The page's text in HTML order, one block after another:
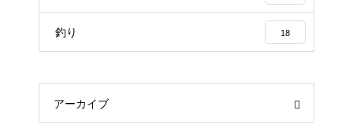
釣り 18
アーカイブ